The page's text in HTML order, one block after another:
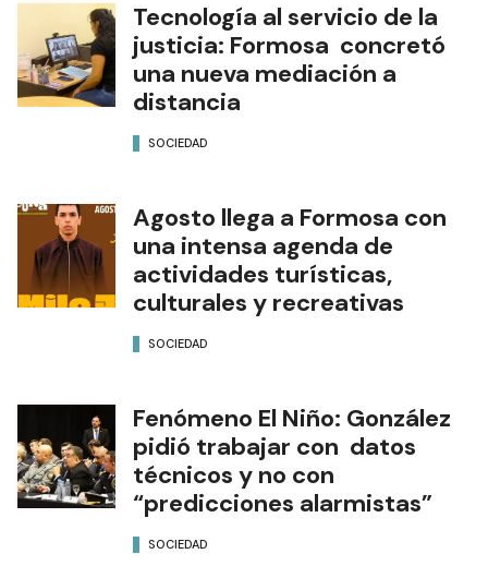
Tecnología al servicio de la
justicia: Formosa concretó
una nueva mediación a
distancia
SOCIEDAD
Agosto llega a Formosa con
una intensa agenda de
actividades turísticas,
culturales y recreativas
SOCIEDAD
Fenómeno El Niño: González
pidió trabajar con datos
técnicos y no con
“predicciones alarmistas”
SOCIEDAD